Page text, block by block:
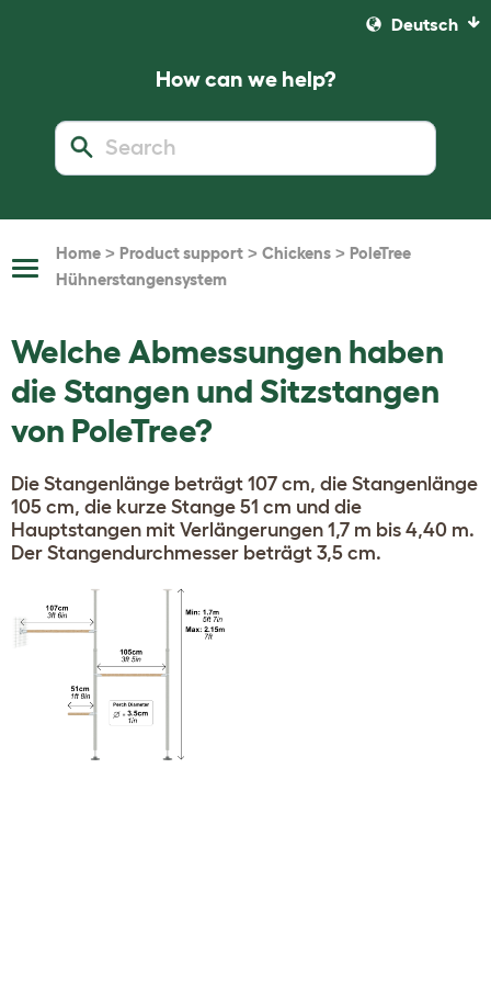
Deutsch
How can we help?
Toggle
Home > Product support > Chickens > PoleTree
Hühnerstangensystem
Welche Abmessungen haben
die Stangen und Sitzstangen
von PoleTree?
Die Stangenlänge beträgt 107 cm, die Stangenlänge
105 cm, die kurze Stange 51 cm und die
Hauptstangen mit Verlängerungen 1,7 m bis 4,40 m.
Der Stangendurchmesser beträgt 3,5 cm.